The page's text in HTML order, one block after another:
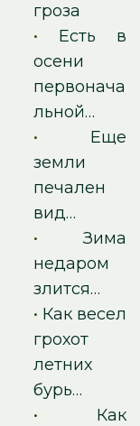
гроза
• Есть в
осени
первонача
льной…
• Еще
земли
печален
вид…
• Зима
недаром
злится…
• Как весел
грохот
летних
бурь…
• Как